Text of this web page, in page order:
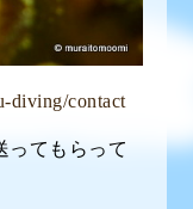
diving/contact
ってもらって